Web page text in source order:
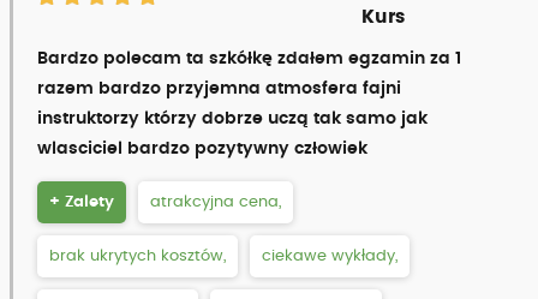
Kurs
Bardzo polecam ta szkółkę zdałem egzamin za 1
razem bardzo przyjemna atmosfera fajni
instruktorzy którzy dobrze uczą tak samo jak
wlasciciel bardzo pozytywny człowiek
+ Zalety atrakcyjna cena,
brak ukrytych kosztów, ciekawe wykłady,